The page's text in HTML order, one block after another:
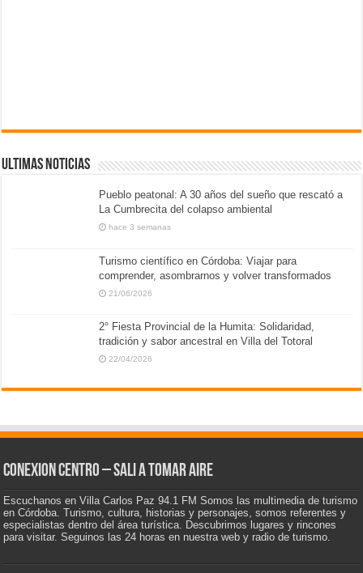
ULTIMAS NOTICIAS
Pueblo peatonal: A 30 años del sueño que rescató a
La Cumbrecita del colapso ambiental
hace 3 semanas
Turismo científico en Córdoba: Viajar para
comprender, asombrarnos y volver transformados
21/06/2026
2° Fiesta Provincial de la Humita: Solidaridad,
tradición y sabor ancestral en Villa del Totoral
22/04/2026
CONEXION CENTRO – Sali a tomar aire
Escuchanos en Villa Carlos Paz 94.1 FM Somos las multimedia de turismo
en Córdoba. Turismo, cultura, historias y personajes, somos referentes y
especialistas dentro del área turística. Descubrimos lugares y rincones
para visitar. Seguinos las 24 horas en nuestra web y radio de turismo.